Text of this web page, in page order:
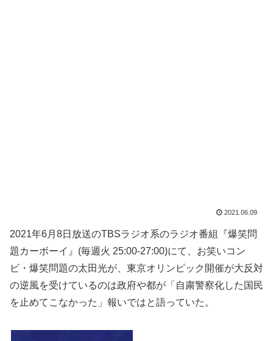
2021.06.09
2021年6月8日放送のTBSラジオ系のラジオ番組『爆笑問
題カーボーイ』(毎週火 25:00-27:00)にて、お笑いコン
ビ・爆笑問題の太田光が、東京オリンピック開催が大反対
の逆風を受けているのは政府や都が「自粛警察化した国民
を止めてこなかった」報いではと語っていた。